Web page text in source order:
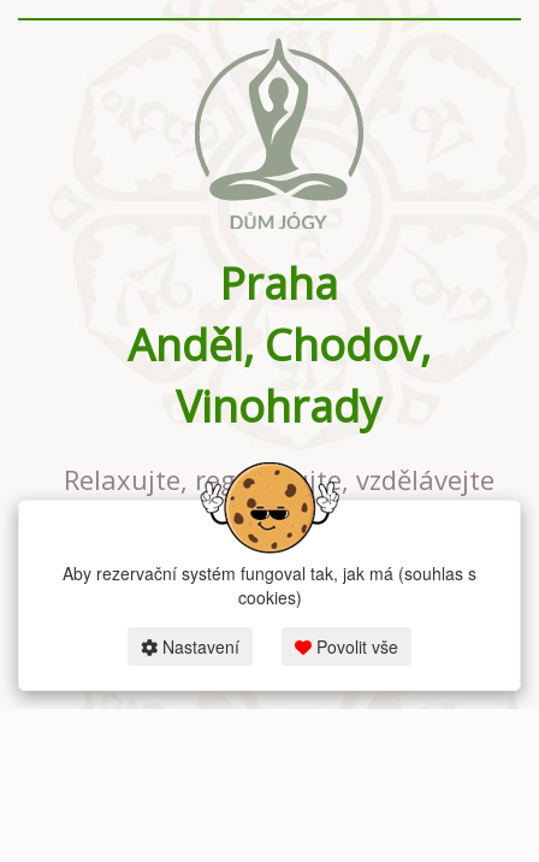
Praha
Anděl, Chodov,
Vinohrady
Relaxujte, regenerujte, vzdělávejte
se v největším jógovém studiu v
Praze
Aby rezervační systém fungoval tak, jak má (souhlas s
cookies)
Nastavení Povolit vše